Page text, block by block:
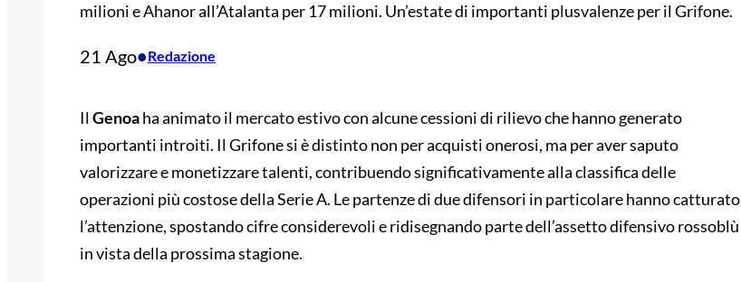
milioni e Ahanor all’Atalanta per 17 milioni. Un’estate di importanti plusvalenze per il Grifone.
21 Ago•Redazione
IlGenoaha animato il mercato estivo con alcune cessioni di rilievo che hanno generato
importanti introiti. Il Grifone si è distinto non per acquisti onerosi, ma per aver saputo
valorizzare e monetizzare talenti, contribuendo significativamente alla classifica delle
operazioni più costose della Serie A. Le partenze di due difensori in particolare hanno catturato
l’attenzione, spostando cifre considerevoli e ridisegnando parte dell’assetto difensivo rossoblù
in vista della prossima stagione.